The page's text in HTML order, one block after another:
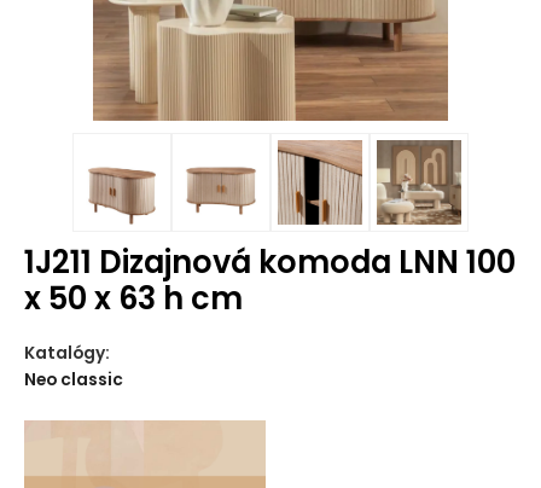
1J211 Dizajnová komoda LNN 100
x 50 x 63 h cm
Katalógy:
Neo classic